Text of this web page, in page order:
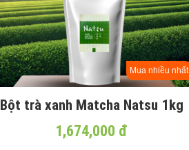
Mua nhiều nhất
Bột trà xanh Matcha Natsu 1kg
1,674,000 đ